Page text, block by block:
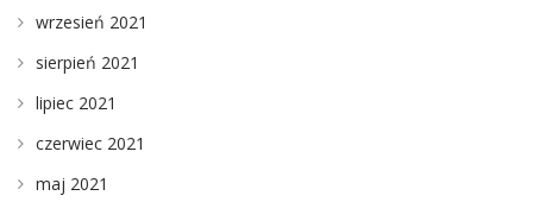
wrzesień 2021
sierpień 2021
lipiec 2021
czerwiec 2021
maj 2021